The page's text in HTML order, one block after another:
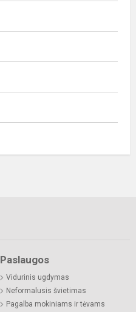
Paslaugos
Vidurinis ugdymas
Neformalusis švietimas
Pagalba mokiniams ir tėvams